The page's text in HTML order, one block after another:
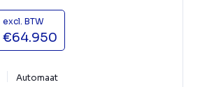
excl. BTW
€64.950
Automaat